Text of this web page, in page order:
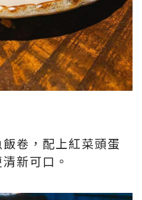
卷，配上紅菜頭蛋
新可口。